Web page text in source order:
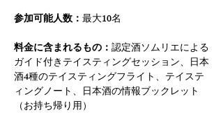
参加可能人数： 最大10名
料金に含まれるもの： 認定酒ソムリエによる
ガイド付きテイスティングセッション、日本
酒4種のテイスティングフライト、テイステ
ィングノート、日本酒の情報ブックレット
（お持ち帰り用）